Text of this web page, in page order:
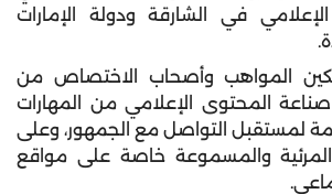
الإعلامي في الشارقة ودولة الإمارات
المواهب وأصحاب الاختصاص من
المحتوى الإعلامي من المهارات
لمستقبل التواصل مع الجمهور، وعلى
المرئية والمسموعة خاصة على مواقع